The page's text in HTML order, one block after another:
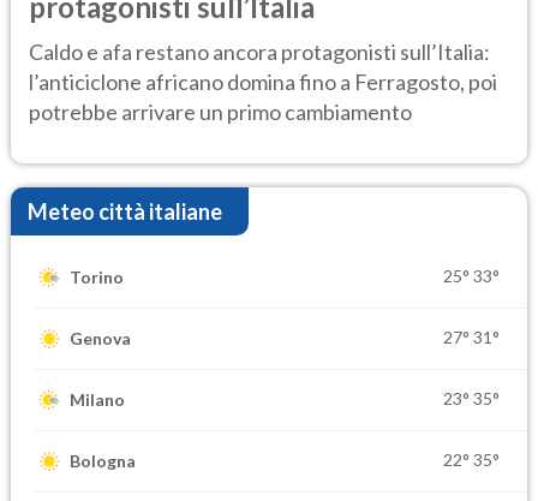
Caldo e afa restano ancora protagonisti sull’Italia:
l’anticiclone africano domina fino a Ferragosto, poi
potrebbe arrivare un primo cambiamento
Meteo città italiane
Torino 25° 33°
Genova 27° 31°
Milano 23° 35°
Bologna 22° 35°